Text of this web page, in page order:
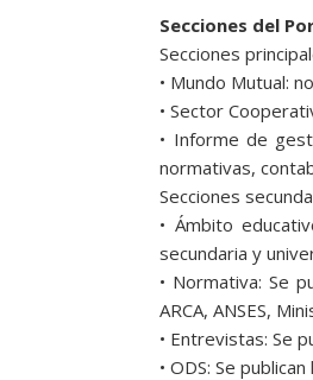
Secciones del
Secciones
• Mundo Mutual:
• Sector
• Informe de
normativas,
Secciones
• Ámbito
secundaria y
• Normativa: Se
ARCA, ANSES,
• Entrevistas: Se
• ODS: Se